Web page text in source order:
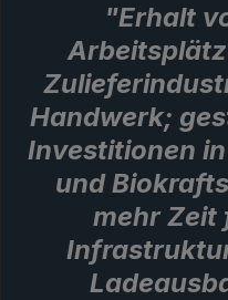
"Erhalt
Handwerk;
Investitionen
und
mehr Zeit